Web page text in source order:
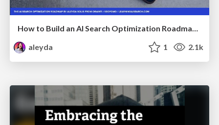
How to Build an AI Search Optimization Roadmap - Criteria and Steps to Take #SEOIRL
aleyda
1 2.1k